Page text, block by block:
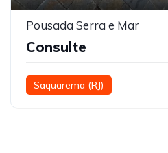
Pousada Serra e Mar
Consulte
Saquarema (RJ)